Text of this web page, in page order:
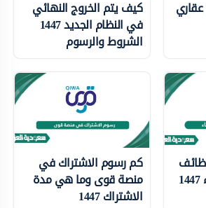
كيف يتم الخروج النهائي
في النظام الجديد 1447
الشروط والرسوم
كم رسوم الاشتراك في
منصة قوى وما هي مدة
الاشتراك 1447